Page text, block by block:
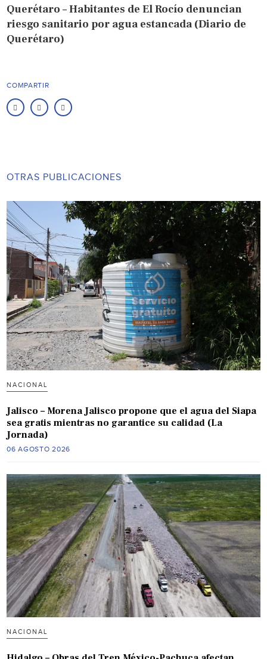
Querétaro – Habitantes de El Rocío denuncian
riesgo sanitario por agua estancada (Diario de
Querétaro)
COMPARTIR
OTRAS PUBLICACIONES
NACIONAL
Jalisco – Morena Jalisco propone que el agua del Siapa
sea gratis mientras no garantice su calidad (La
Jornada)
06 AGOSTO 2026
NACIONAL